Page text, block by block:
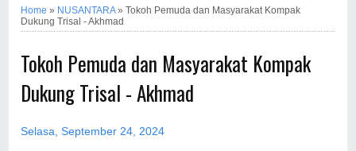
Home » NUSANTARA»Tokoh Pemuda dan Masyarakat Kompak
Dukung Trisal - Akhmad
Tokoh Pemuda dan Masyarakat Kompak
Dukung Trisal - Akhmad
Selasa, September 24, 2024